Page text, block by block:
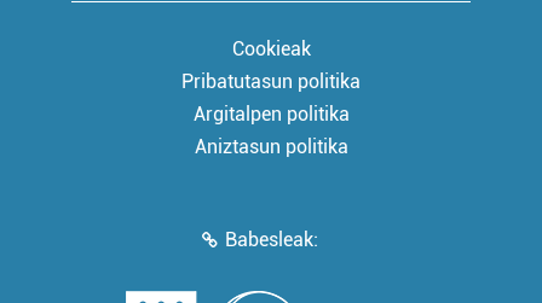
Cookieak
Pribatutasun politika
Argitalpen politika
Aniztasun politika
Babesleak: